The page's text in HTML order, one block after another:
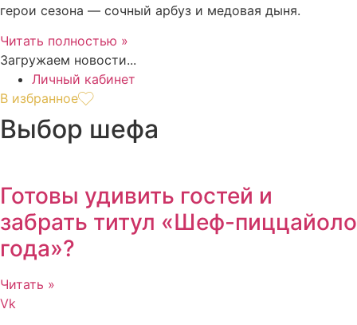
герои сезона — сочный арбуз и медовая дыня.
Читать полностью »
Загружаем новости...
Личный кабинет
В избранное
Выбор шефа
Готовы удивить гостей и
забрать титул «Шеф-пиццайоло
года»?
Читать »
Vk